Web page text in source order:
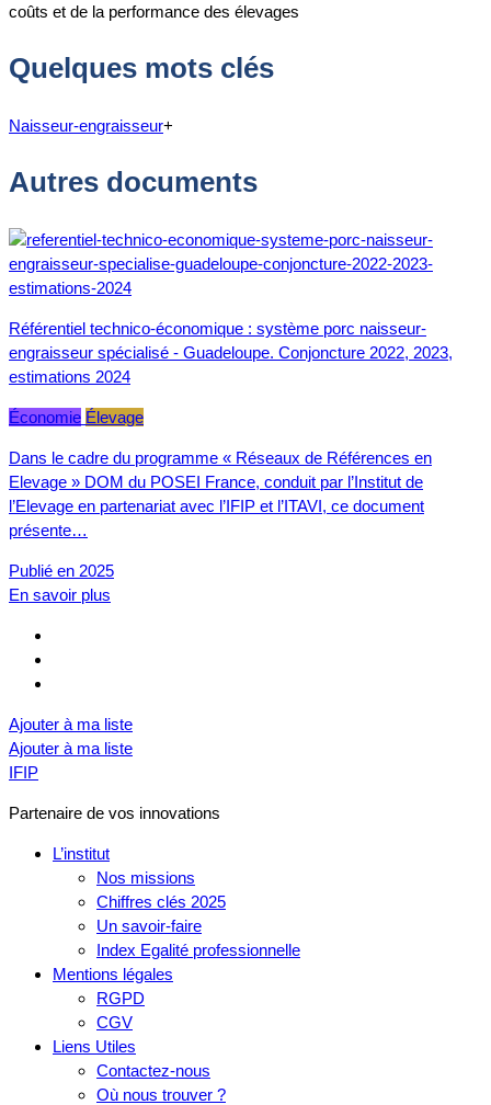
coûts et de la performance des élevages
Quelques mots clés
Naisseur-engraisseur+
Autres documents
Référentiel technico-économique : système porc naisseur-
engraisseur spécialisé - Guadeloupe. Conjoncture 2022, 2023,
estimations 2024
Économie Élevage
Dans le cadre du programme « Réseaux de Références en
Elevage » DOM du POSEI France, conduit par l’Institut de
l’Elevage en partenariat avec l’IFIP et l’ITAVI, ce document
présente…
Publié en 2025
En savoir plus
Ajouter à ma liste
Ajouter à ma liste
IFIP
Partenaire de vos innovations
L’institut
Nos missions
Chiffres clés 2025
Un savoir-faire
Index Egalité professionnelle
Mentions légales
RGPD
CGV
Liens Utiles
Contactez-nous
Où nous trouver ?